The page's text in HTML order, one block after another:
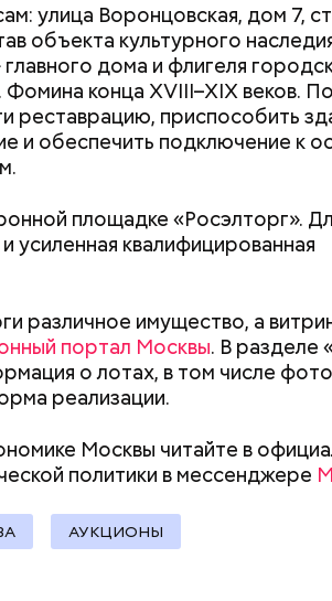
улица Воронцовская, дом 7,
объекта культурного
дома и флигеля
конца XVIII–XIX веков.
реставрацию, приспособить
и обеспечить подключение к
площадке «Росэлторг».
усиленная квалифицированная
различное имущество, а
портал Москвы. В разделе
о лотах, в том числе
реализации.
Москвы читайте в
политики в мессенджере
АУКЦИОНЫ
в программу
специалисты используют
с решетками в
100 тысяч
при
кто может
нужны
Как узнать,
реновации в
искать